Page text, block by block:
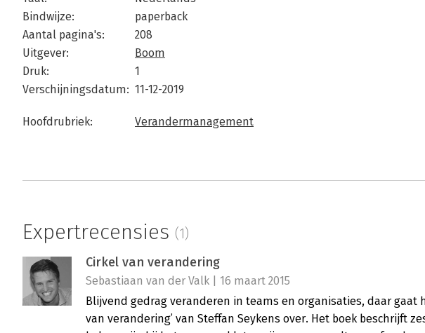
Bindwijze:
paperback
Aantal pagina's:
208
Uitgever:
Boom
Druk:
1
Verschijningsdatum: 11-12-2019
Hoofdrubriek: Verandermanagement
Expertrecensies (1)
Cirkel van verandering
Sebastiaan van der Valk | 16 maart 2015
Blijvend gedrag veranderen in teams en organisaties, daar gaat
van verandering’ van Steffan Seykens over. Het boek beschrijft